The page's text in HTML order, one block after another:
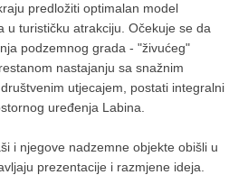
predložiti optimalan model
u turističku atrakciju. Očekuje se da
podzemnog grada - "živućeg"
nastajanju sa snažnim
utjecajem, postati integralni
uređenja Labina.
i njegove nadzemne objekte obišli u
prezentacije i razmjene ideja.